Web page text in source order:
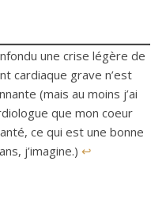
une crise légère de
cardiaque grave n’est
(mais au moins j’ai
que mon coeur
ce qui est une bonne
j’imagine.) ↩